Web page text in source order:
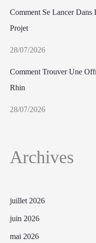
Comment Se Lancer Dans
Projet
28/07/2026
Comment Trouver Une
Rhin
28/07/2026
Archives
juillet 2026
juin 2026
mai 2026